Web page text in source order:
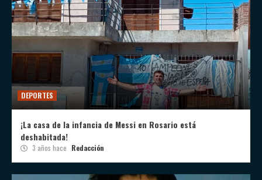
DEPORTES
¡La casa de la infancia de Messi en Rosario está
deshabitada!
3 años hace Redacción